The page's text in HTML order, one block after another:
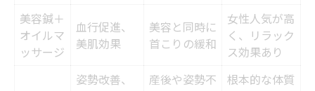
美容鍼＋
オイルマ
ッサージ
血行促進、
美肌効果
美容と同時に
首こりの緩和
女性人気が高
く、リラック
ス効果あり
姿勢改善、
産後や姿勢不
根本的な体質